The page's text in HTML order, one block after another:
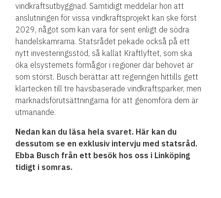
vindkraftsutbyggnad. Samtidigt meddelar hon att
anslutningen för vissa vindkraftsprojekt kan ske först
2029, något som kan vara för sent enligt de södra
handelskamrarna. Statsrådet pekade också på ett
nytt investeringsstöd, så kallat Kraftlyftet, som ska
öka elsystemets förmågor i regioner där behovet är
som störst. Busch berättar att regeringen hittills gett
klartecken till tre havsbaserade vindkraftsparker, men
marknadsförutsättningarna för att genomföra dem är
utmanande.
Nedan kan du läsa hela svaret. Här kan du
dessutom se en exklusiv intervju med statsråd.
Ebba Busch från ett besök hos oss i Linköping
tidigt i somras.